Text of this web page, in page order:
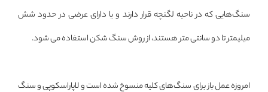
سنگ‌هایی که در ناحیه لگنچه قرار دارند و یا دارای عرضی در حدود شش
میلیمتر تا دو سانتی متر هستند، از روش سنگ شکن استفاده می شود.
امروزه عمل باز برای سنگ‌های کلیه منسوخ شده است و لاپاراسکوپی و سنگ